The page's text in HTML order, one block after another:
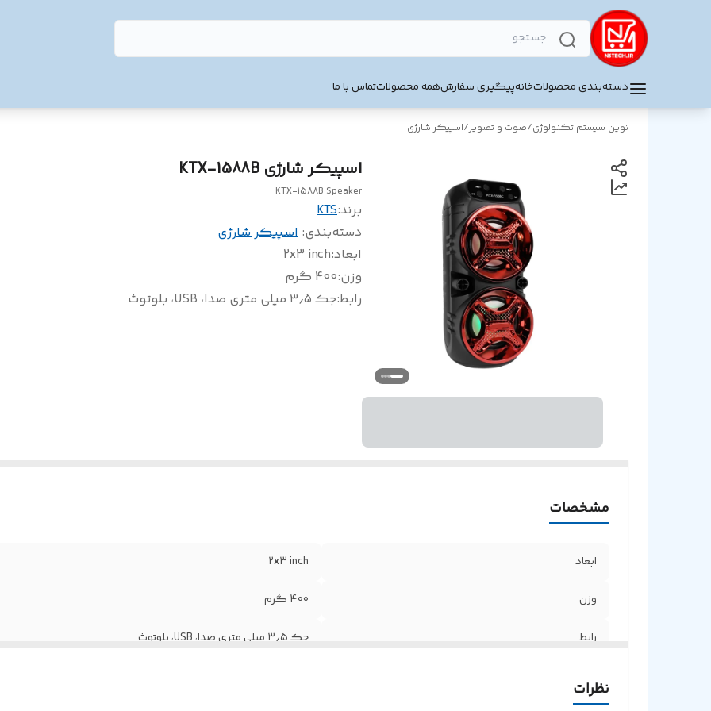
دسته‌بندی محصولاتخانهپیگیری سفارشهمه محصولاتتماس با ما
نوین سیستم تکنولوژی/صوت و تصویر/اسپیکر شارژی
اسپیکر شارژی KTX-1588B
KTX-1588B Speaker
برند:KTS
دسته‌بندی: اسپیکر شارژی
ابعاد:
2x3 inch
وزن:400 گرم
رابط:جک ۳٫۵ میلی متری صدا، USB، بلوتوث
مشخصات
ابعاد 2x3 inch
وزن 400 گرم
رابط جک ۳٫۵ میلی متری صدا، USB، بلوتوث
نظرات